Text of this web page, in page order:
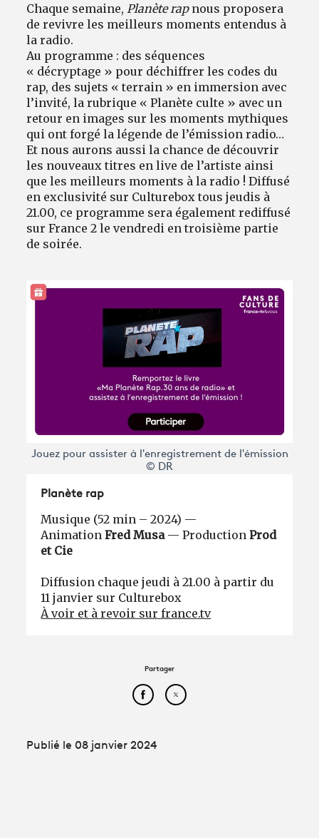
Chaque semaine, Planète rapnous proposera
de revivre les meilleurs moments entendus à
la radio.
Au programme : des séquences
« décryptage » pour déchiffrer les codes du
rap, des sujets « terrain » en immersion avec
l’invité, la rubrique « Planète culte » avec un
retour en images sur les moments mythiques
qui ont forgé la légende de l’émission radio…
Et nous aurons aussi la chance de découvrir
les nouveaux titres en live de l’artiste ainsi
que les meilleurs moments à la radio ! Diffusé
en exclusivité sur Culturebox tous jeudis à
21.00, ce programme sera également rediffusé
sur France 2 le vendredi en troisième partie
de soirée.
Jouez pour assister à l'enregistrement de l'émission
© DR
Planète rap
Musique (52 min – 2024) —
AnimationFred Musa— ProductionProd
et Cie
Diffusion chaque jeudi à 21.00 à partir du
11 janvier sur Culturebox
À voir et à revoir sur france.tv
Partager
Partager cet article sur
Partager cet article sur
Publié le 08 janvier 2024